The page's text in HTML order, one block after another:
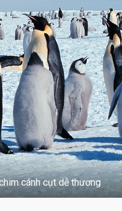
cánh cụt dễ thương